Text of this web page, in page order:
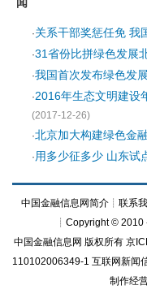
闻
·关系干部奖惩任免 我
·31省份比拼绿色发展
·我国首次发布绿色发
·2016年生态文明建设
(2017-12-26)
·北京加大构建绿色金
·用多少征多少 山东试
中国金融信息网简介 ┊ 联系
┊Copyright © 2010
中国金融信息网 版权所有 京
110102006349-1 互联网新闻
制作经